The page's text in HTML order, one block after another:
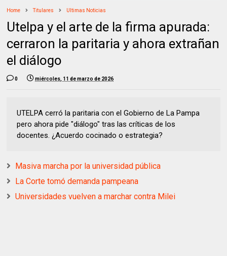
Home Titulares Ultimas Noticias
Utelpa y el arte de la firma apurada:
cerraron la paritaria y ahora extrañan
el diálogo
0 miércoles, 11 de marzo de 2026
UTELPA cerró la paritaria con el Gobierno de La Pampa
pero ahora pide "diálogo" tras las críticas de los
docentes. ¿Acuerdo cocinado o estrategia?
Masiva marcha por la universidad pública
La Corte tomó demanda pampeana
Universidades vuelven a marchar contra Milei